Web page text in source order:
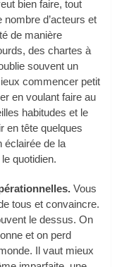
bien faire, tout
d’acteurs et
de manière
des chartes à
souvent un
commencer petit
en voulant faire au
habitudes et le
en tête quelques
éclairée de la
quotidien.
Vous
tous et convaincre.
le dessus. On
et on perd
Il vaut mieux